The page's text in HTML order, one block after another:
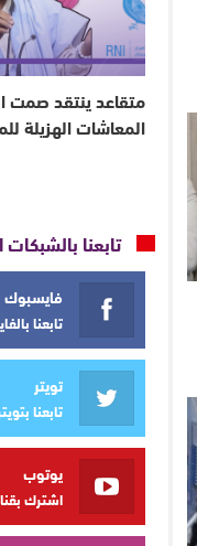
متقاعد ينتقد صمت
المعاشات الهزيلة
تابعنا
فايسبوك
تابعنا
تويتر
تابعنا
يوتوب
اشترك